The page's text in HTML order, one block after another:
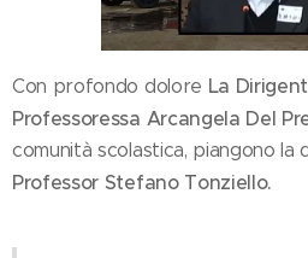
Con profondo dolore La
Professoressa Arcangela Del
comunità scolastica, piangono la
Professor Stefano Tonziello.